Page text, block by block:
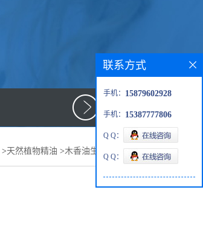
>天然植物精油 >木香油生产 Costus root oil
联系方式
手机： 15879602928
手机： 15387777806
Q Q：
Q Q：